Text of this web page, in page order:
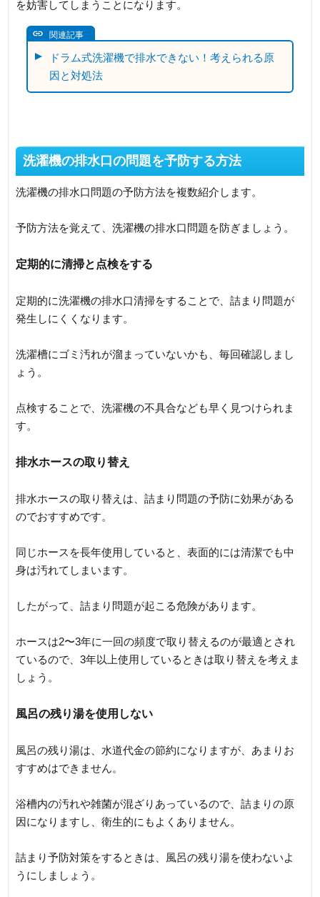
を妨害してしまうことになります。
関連記事
ドラム式洗濯機で排水できない！考えられる原
因と対処法
洗濯機の排水口の問題を予防する方法
洗濯機の排水口問題の予防方法を複数紹介します。
予防方法を覚えて、洗濯機の排水口問題を防ぎましょう。
定期的に清掃と点検をする
定期的に洗濯機の排水口清掃をすることで、詰まり問題が
発生しにくくなります。
洗濯槽にゴミ汚れが溜まっていないかも、毎回確認しまし
ょう。
点検することで、洗濯機の不具合なども早く見つけられま
す。
排水ホースの取り替え
排水ホースの取り替えは、詰まり問題の予防に効果がある
のでおすすめです。
同じホースを長年使用していると、表面的には清潔でも中
身は汚れてしまいます。
したがって、詰まり問題が起こる危険があります。
ホースは2〜3年に一回の頻度で取り替えるのが最適とされ
ているので、3年以上使用しているときは取り替えを考えま
しょう。
風呂の残り湯を使用しない
風呂の残り湯は、水道代金の節約になりますが、あまりお
すすめはできません。
浴槽内の汚れや雑菌が混ざりあっているので、詰まりの原
因になりますし、衛生的にもよくありません。
詰まり予防対策をするときは、風呂の残り湯を使わないよ
うにしましょう。